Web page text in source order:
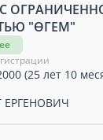
"ӨГЕМ"
(25 лет 10
ЕРГЕНОВИЧ